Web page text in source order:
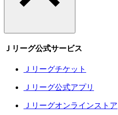
Ｊリーグ公式サービス
Ｊリーグチケット
Ｊリーグ公式アプリ
Ｊリーグオンラインストア